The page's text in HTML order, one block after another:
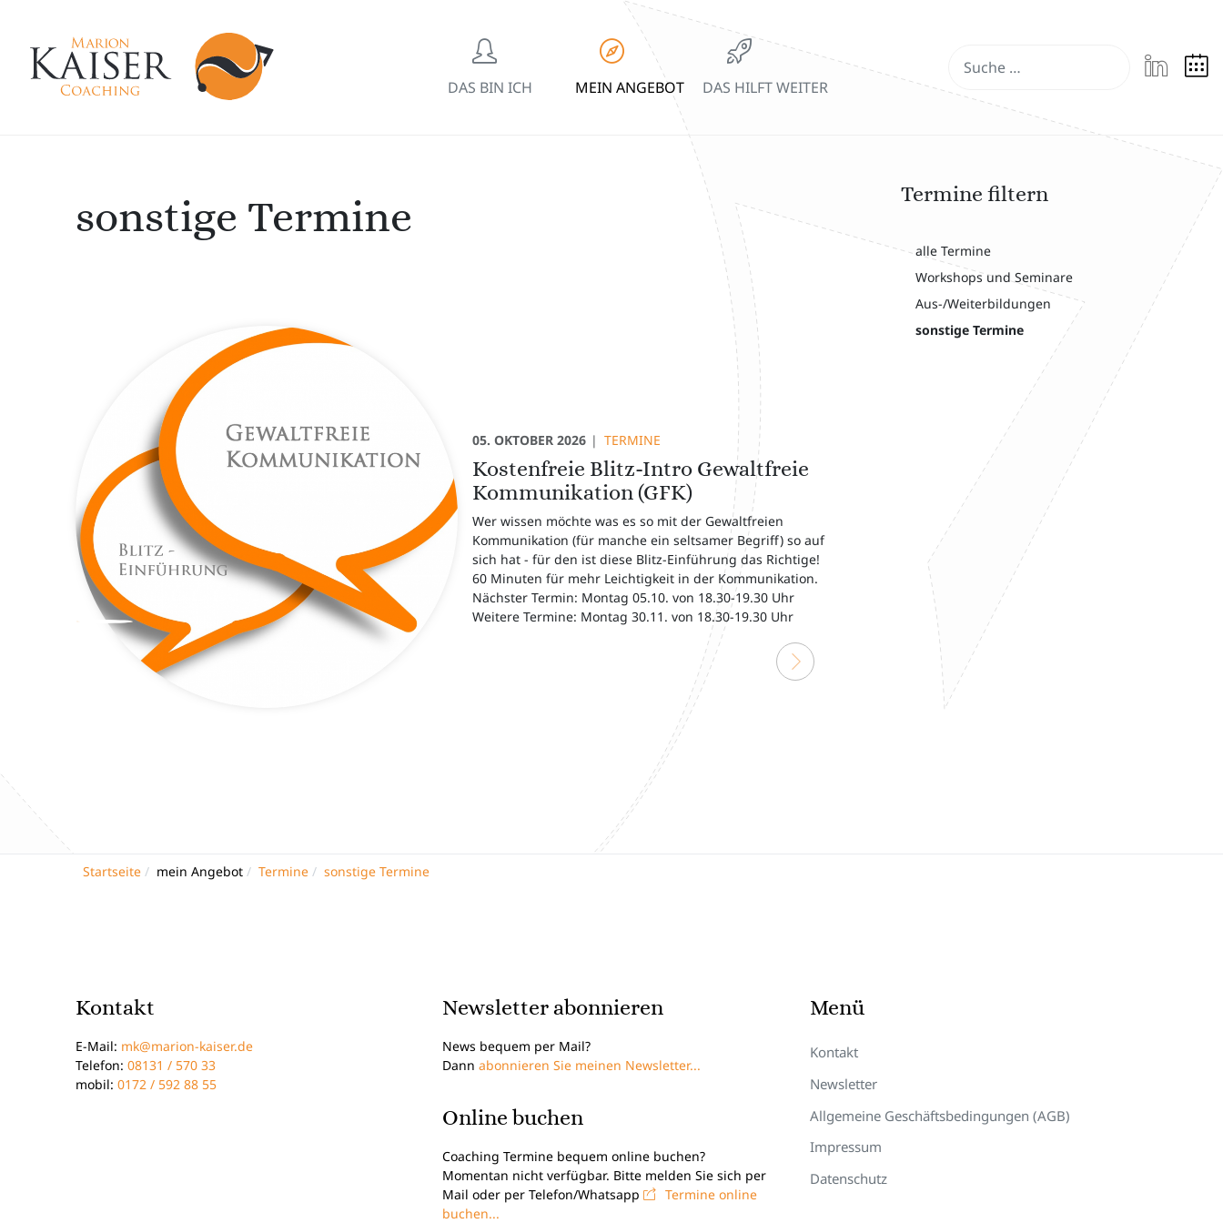
DAS BIN ICH MEIN ANGEBOT DAS HILFT WEITER
sonstige Termine
05. OKTOBER 2026 TERMINE
Kostenfreie Blitz-Intro Gewaltfreie
Kommunikation (GFK)
Wer wissen möchte was es so mit der Gewaltfreien
Kommunikation (für manche ein seltsamer Begriff) so auf
sich hat - für den ist diese Blitz-Einführung das Richtige!
60 Minuten für mehr Leichtigkeit in der Kommunikation.
Nächster Termin: Montag 05.10. von 18.30-19.30 Uhr
Weitere Termine: Montag 30.11. von 18.30-19.30 Uhr
Termine filtern
alle Termine
Workshops und Seminare
Aus-/Weiterbildungen
sonstige Termine
Startseite mein Angebot Termine sonstige Termine
Kontakt
E-Mail: mk@marion-kaiser.de
Telefon:08131 / 570 33
mobil:0172 / 592 88 55
Newsletter abonnieren
News bequem per Mail?
Dannabonnieren Sie meinen Newsletter...
Online buchen
Coaching Termine bequem online buchen?
Momentan nicht verfügbar. Bitte melden Sie sich per
Mail oder per Telefon/Whatsapp
Termine online
buchen...
Menü
Kontakt
Newsletter
Allgemeine Geschäftsbedingungen (AGB)
Impressum
Datenschutz